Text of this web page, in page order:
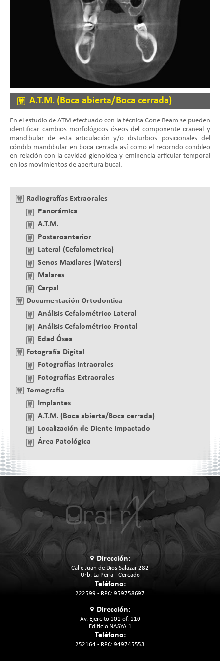
Radiografías Extraorales
Panorámica
A.T.M.
Posteroanterior
Lateral (Cefalometrica)
Senos Maxilares (Waters)
Malares
Carpal
Documentación Ortodontica
Análisis Cefalométrico Lateral
Análisis Cefalométrico Frontal
Edad Ósea
Fotografía Digital
Fotografías Intraorales
Fotografías Extraorales
Tomografía
Implantes
A.T.M. (Boca abierta/Boca cerrada)
Localización de Diente Impactado
Área Patológica
A.T.M. (Boca abierta/Boca cerrada)
En el estudio de ATM efectuado con la técnica Cone Beam se pueden
identificar cambios morfológicos óseos del componente craneal y
mandibular de esta articulación y/o disturbios posicionales del
cóndilo mandibular en boca cerrada así como el recorrido condileo
en relación con la cavidad glenoidea y eminencia articular temporal
en los movimientos de apertura bucal.
Imagen
Dirección:
Calle Juan de Dios Salazar 282
Urb. La Perla - Cercado
Teléfono:
222599 - RPC: 959758697
Dirección:
Av. Ejercito 101 of. 110
Edificio NASYA 1
Teléfono:
252164 - RPC: 949745553